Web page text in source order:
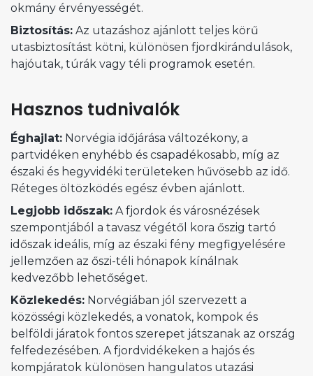
okmány érvényességét.
Biztosítás: Az utazáshoz ajánlott teljes körű
utasbiztosítást kötni, különösen fjordkirándulások,
hajóutak, túrák vagy téli programok esetén.
Hasznos tudnivalók
Éghajlat: Norvégia időjárása változékony, a
partvidéken enyhébb és csapadékosabb, míg az
északi és hegyvidéki területeken hűvösebb az idő.
Réteges öltözködés egész évben ajánlott.
Legjobb időszak: A fjordok és városnézések
szempontjából a tavasz végétől kora őszig tartó
időszak ideális, míg az északi fény megfigyelésére
jellemzően az őszi-téli hónapok kínálnak
kedvezőbb lehetőséget.
Közlekedés: Norvégiában jól szervezett a
közösségi közlekedés, a vonatok, kompok és
belföldi járatok fontos szerepet játszanak az ország
felfedezésében. A fjordvidékeken a hajós és
kompjáratok különösen hangulatos utazási